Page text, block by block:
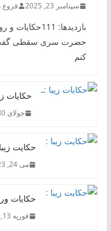
سپتامبر 23, 2025 فروغ
بازدیدها:
حضرت سری سقطی
کنم
حکایات
جولای 30, 2025
حکایت
می 24, 2023
حکایات
فوریه 13, 2023